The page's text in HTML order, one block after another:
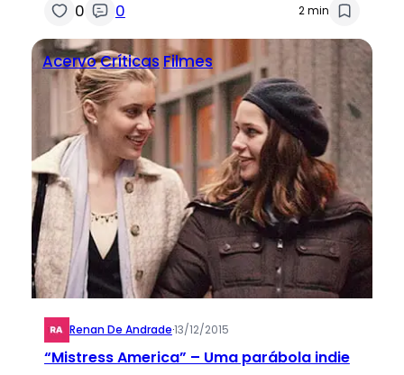
0 0 2 min
AcervoCríticas Filmes
Renan De Andrade·13/12/2015
“Mistress America” – Uma parábola indie